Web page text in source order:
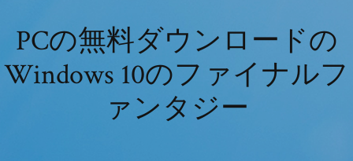
PCの無料ダウンロードの
Windows 10のファイナルフ
ァンタジー